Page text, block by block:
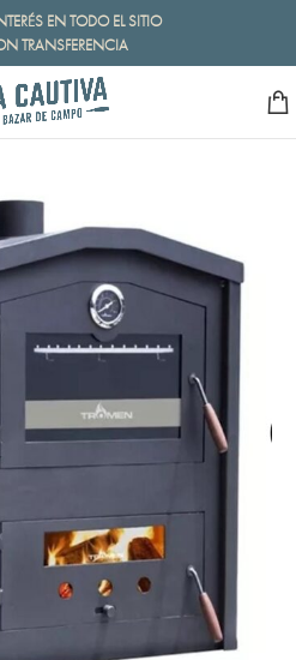
EN TODO EL SITIO
TRANSFERENCIA